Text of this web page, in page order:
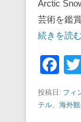
Arctic
芸術を鑑
続きを読
F
c
投稿日: フィ
テル、 海外